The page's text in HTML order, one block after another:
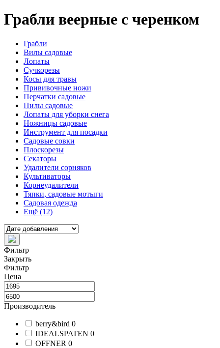
Грабли веерные с черенком
Грабли
Вилы садовые
Лопаты
Сучкорезы
Косы для травы
Прививочные ножи
Перчатки садовые
Пилы садовые
Лопаты для уборки снега
Ножницы садовые
Инструмент для посадки
Садовые совки
Плоскорезы
Секаторы
Удалители сорняков
Культиваторы
Корнеудалители
Тяпки, садовые мотыги
Садовая одежда
Ещё (12)
Фильтр
Закрыть
Фильтр
Цена
Производитель
berry&bird 0
IDEALSPATEN 0
OFFNER 0